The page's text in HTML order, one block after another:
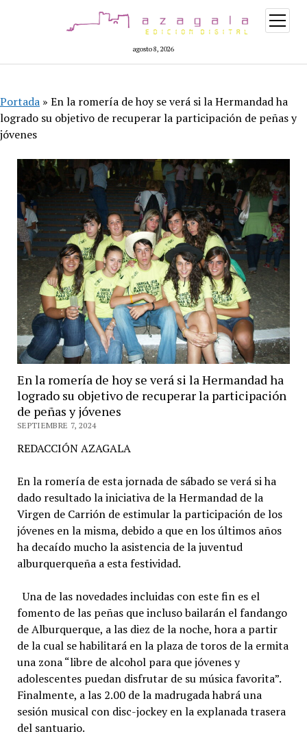
agosto 8, 2026
abrir
menú
Portada » En la romería de hoy se verá si la Hermandad ha
logrado su objetivo de recuperar la participación de peñas y
jóvenes
En la romería de hoy se verá si la Hermandad ha
logrado su objetivo de recuperar la participación
de peñas y jóvenes
SEPTIEMBRE 7, 2024
REDACCIÓN AZAGALA
En la romería de esta jornada de sábado se verá si ha
dado resultado la iniciativa de la Hermandad de la
Virgen de Carrión de estimular la participación de los
jóvenes en la misma, debido a que en los últimos años
ha decaído mucho la asistencia de la juventud
alburquerqueña a esta festividad.
Una de las novedades incluidas con este fin es el
fomento de las peñas que incluso bailarán el fandango
de Alburquerque, a las diez de la noche, hora a partir
de la cual se habilitará en la plaza de toros de la ermita
una zona “libre de alcohol para que jóvenes y
adolescentes puedan disfrutar de su música favorita”.
Finalmente, a las 2.00 de la madrugada habrá una
sesión musical con disc-jockey en la explanada trasera
del santuario.